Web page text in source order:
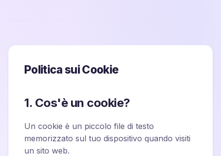
Politica sui Cookie
1. Cos'è un cookie?
Un cookie è un piccolo file di testo
memorizzato sul tuo dispositivo quando visiti
un sito web.